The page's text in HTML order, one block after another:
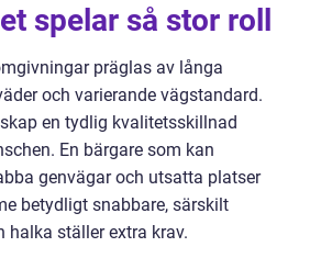
spelar så stor roll
präglas av långa
och varierande vägstandard.
en tydlig kvalitetsskillnad
En bärgare som kan
genvägar och utsatta platser
betydligt snabbare, särskilt
halka ställer extra krav.